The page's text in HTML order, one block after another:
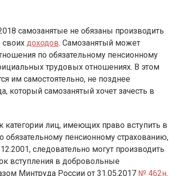
самозанятые не обязаны производить
своих доходов. Самозанятый может
по обязательному пенсионному
трудовых отношениях. В этом
им самостоятельно, не позднее
который самозанятый хочет зачесть в
категории лиц, имеющих право вступить в
пенсионному страхованию,
следовательно могут производить
вступления в добровольные
Минтруда России от 31.05.2017 № 462н.